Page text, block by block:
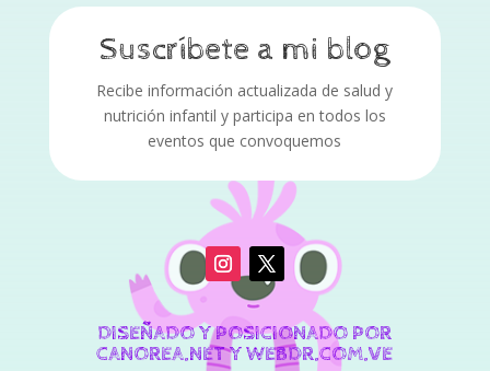
Suscríbete a mi blog
Recibe información actualizada de salud y
nutrición infantil y participa en todos los
eventos que convoquemos
DISEÑADO Y POSICIONADO POR
CANOREA.NET Y WEBDR.COM.VE